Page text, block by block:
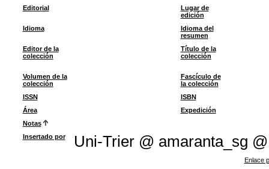
Editorial
Lugar de
edición
Idioma
Idioma del
resumen
Editor de la
colección
Título de la
colección
Volumen de la
colección
Fascículo de
la colección
ISSN
ISBN
Área
Expedición
Notas
Insertado por
Uni-Trier @ amaranta_sg @
Enlace